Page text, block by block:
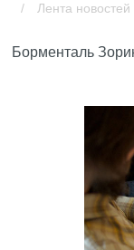
/ Лента новостей
Борменталь